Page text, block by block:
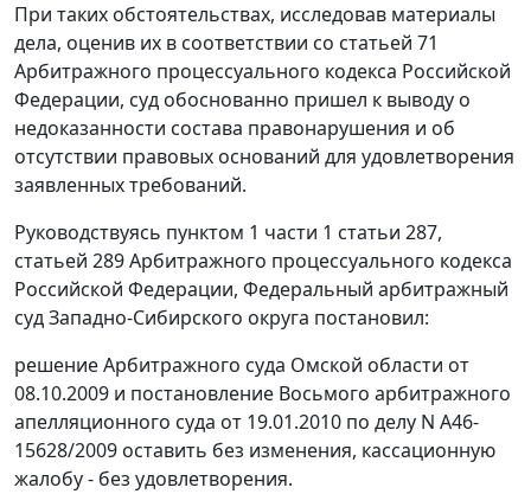
При таких обстоятельствах, исследовав материалы
дела, оценив их в соответствии со статьей 71
Арбитражного процессуального кодекса Российской
Федерации, суд обоснованно пришел к выводу о
недоказанности состава правонарушения и об
отсутствии правовых оснований для удовлетворения
заявленных требований.
Руководствуясь пунктом 1 части 1 статьи 287,
статьей 289Арбитражного процессуального кодекса
Российской Федерации, Федеральный арбитражный
суд Западно-Сибирского округа постановил:
решение Арбитражного суда Омской области от
08.10.2009 и постановление Восьмого арбитражного
апелляционного суда от 19.01.2010 по делу N А46-
15628/2009 оставить без изменения, кассационную
жалобу - без удовлетворения.